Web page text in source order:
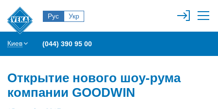
Рус Укр
Киев (044) 390 95 00
Открытие нового шоу-рума
компании GOODWIN